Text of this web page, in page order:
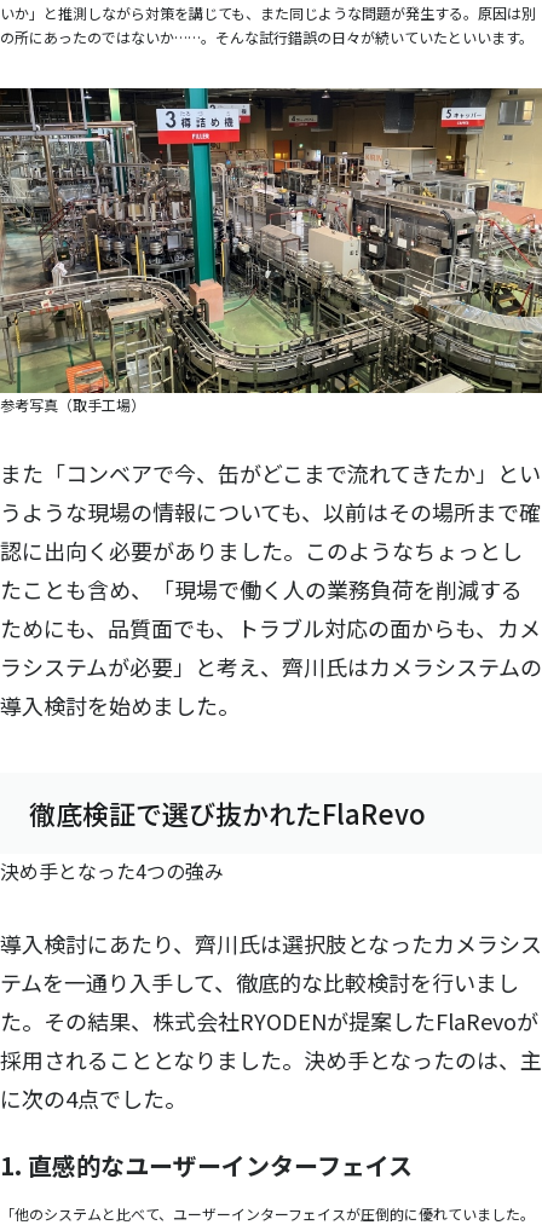
いか」と推測しながら対策を講じても、また同じような問題が発生する。原因は別
の所にあったのではないか……。そんな試行錯誤の日々が続いていたといいます。
参考写真（取手工場）
また「コンベアで今、缶がどこまで流れてきたか」とい
うような現場の情報についても、以前はその場所まで確
認に出向く必要がありました。このようなちょっとし
たことも含め、「現場で働く人の業務負荷を削減する
ためにも、品質面でも、トラブル対応の面からも、カメ
ラシステムが必要」と考え、齊川氏はカメラシステムの
導入検討を始めました。
徹底検証で選び抜かれたFlaRevo
決め手となった4つの強み
導入検討にあたり、齊川氏は選択肢となったカメラシス
テムを一通り入手して、徹底的な比較検討を行いまし
た。その結果、株式会社RYODENが提案したFlaRevoが
採用されることとなりました。決め手となったのは、主
に次の4点でした。
1. 直感的なユーザーインターフェイス
「他のシステムと比べて、ユーザーインターフェイスが圧倒的に優れていました。